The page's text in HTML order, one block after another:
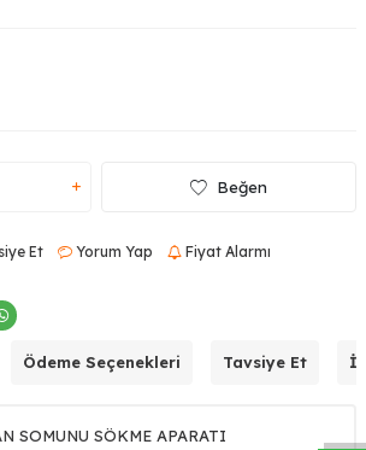
WhasappDesteHatt
Beğen
Et Yorum Yap
Fiyat Alarmı
Ödeme Seçenekleri Tavsiye Et
SOMUNU SÖKME APARATI